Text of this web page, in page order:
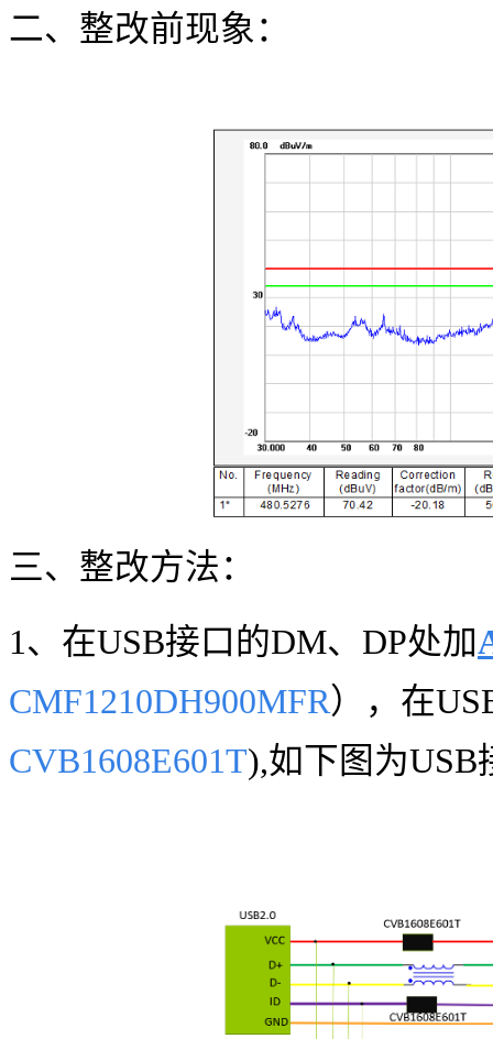
二、 整改前现象：
三、整改方法：
1、 在USB接 口的DM、DP处加
CMF1210DH900MFR），在
CVB1608E601T),如下图为